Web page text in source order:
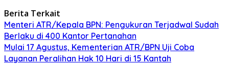
Berita Terkait
Menteri ATR/Kepala BPN: Pengukuran Terjadwal Sudah
Berlaku di 400 Kantor Pertanahan
Mulai 17 Agustus, Kementerian ATR/BPN Uji Coba
Layanan Peralihan Hak 10 Hari di 15 Kantah